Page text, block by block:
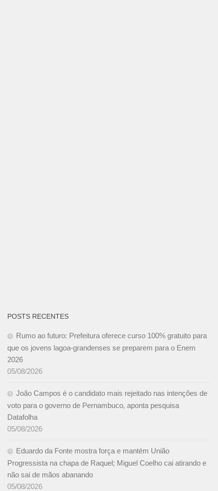
POSTS RECENTES
Rumo ao futuro: Prefeitura oferece curso 100% gratuito para
que os jovens lagoa-grandenses se preparem para o Enem
2026
05/08/2026
João Campos é o candidato mais rejeitado nas intenções de
voto para o governo de Pernambuco, aponta pesquisa
Datafolha
05/08/2026
Eduardo da Fonte mostra força e mantém União
Progressista na chapa de Raquel; Miguel Coelho cai atirando e
não sai de mãos abanando
05/08/2026